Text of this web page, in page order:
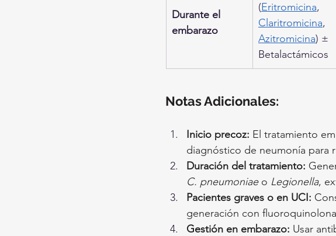
Durante el
embarazo
(Eritromicina,
Claritromicina,
Azitromicina) ±
Betalactámicos
Notas Adicionales:
Inicio precoz: El tratamiento
diagnóstico de neumonía para
Duración del tratamiento:
C. pneumoniae o Legionella,
Pacientes graves o en UCI:
generación con
Gestión en embarazo: Usar